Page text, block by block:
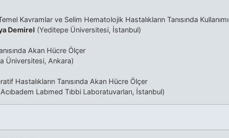
Kavramlar ve Selim Hematolojik Hastalıkların Tanısında Kullanımı
Demirel (Yeditepe Üniversitesi, İstanbul)
Akan Hücre Ölçer
Üniversitesi, Ankara)
Hastalıkların Tanısında Akan Hücre Ölçer
Labmed Tıbbi Laboratuvarları, İstanbul)